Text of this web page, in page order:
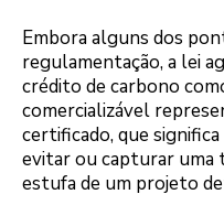
Embora alguns dos
regulamentação, a lei
crédito de carbono
comercializável
certificado, que
evitar ou capturar uma
estufa de um projeto